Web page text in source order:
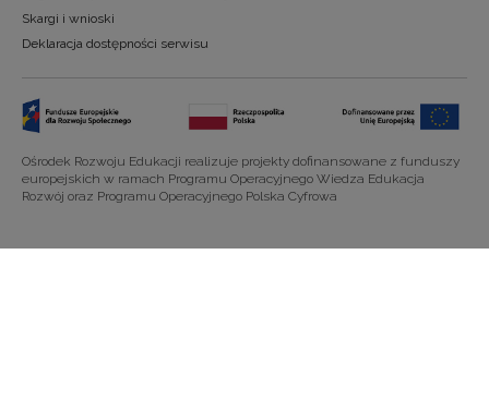
Skargi i wnioski
Deklaracja dostępności serwisu
Ośrodek Rozwoju Edukacji realizuje projekty dofinansowane z funduszy
europejskich w ramach Programu Operacyjnego Wiedza Edukacja
Rozwój oraz Programu Operacyjnego Polska Cyfrowa